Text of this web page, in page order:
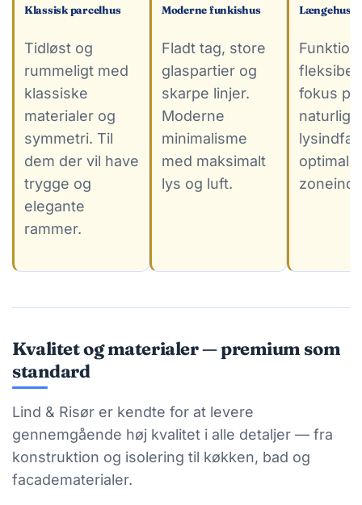
Klassisk parcelhus
Tidløst og
rummeligt med
klassiske
materialer og
symmetri. Til
dem der vil have
trygge og
elegante
rammer.
Moderne funkishus
Fladt tag, store
glaspartier og
skarpe linjer.
Moderne
minimalisme
med maksimalt
lys og luft.
Længehuset
fokus på
naturligt
optimal
Kvalitet og materialer — premium som
standard
Lind & Risør er kendte for at levere
gennemgående høj kvalitet i alle detaljer — fra
konstruktion og isolering til køkken, bad og
facadematerialer.